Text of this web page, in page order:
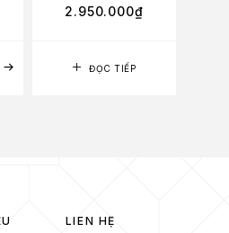
ĐỌC TIẾP
2.950.000₫
LIÊN HỆ